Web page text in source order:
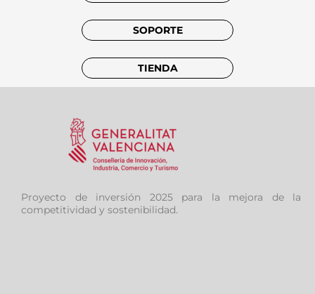
SOPORTE
TIENDA
Proyecto de inversión 2025 para la mejora de la
competitividad y sostenibilidad.